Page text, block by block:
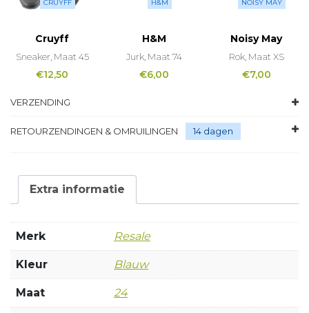
CRUYFF
Cruyff
Sneaker, Maat 45
€12,50
H&M
H&M
Jurk, Maat 74
€6,00
NOISY MAY
Noisy May
Rok, Maat XS
€7,00
VERZENDING
RETOURZENDINGEN & OMRUILINGEN 14 dagen
Extra informatie
Merk Resale
Kleur Blauw
Maat 24